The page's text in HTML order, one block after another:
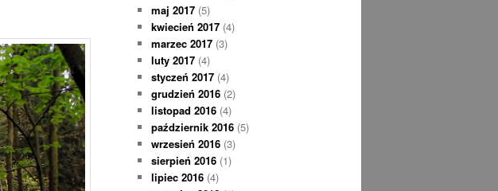
maj 2017 (5)
kwiecień 2017 (4)
marzec 2017 (3)
luty 2017 (4)
styczeń 2017 (4)
grudzień 2016 (2)
listopad 2016 (4)
październik 2016 (5)
wrzesień 2016 (3)
sierpień 2016 (1)
lipiec 2016 (4)